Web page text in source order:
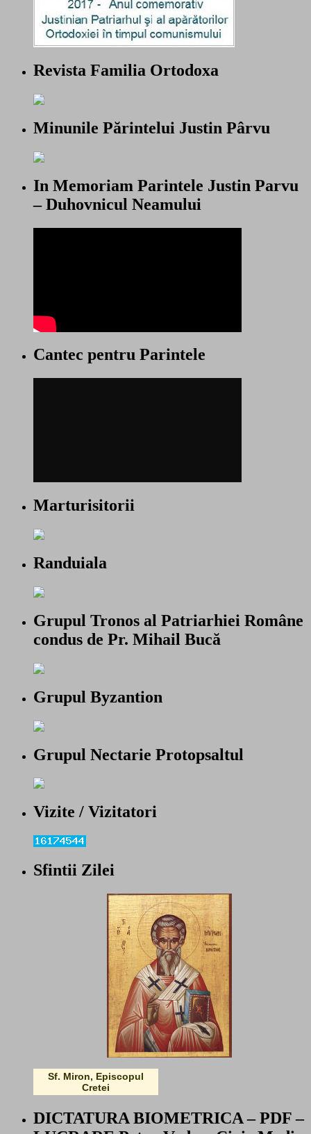
Revista Familia Ortodoxa
Minunile Părintelui Justin Pârvu
In Memoriam Parintele Justin Parvu
– Duhovnicul Neamului
Cantec pentru Parintele
Marturisitorii
Randuiala
Grupul Tronos al Patriarhiei Române
condus de Pr. Mihail Bucă
Grupul Byzantion
Grupul Nectarie Protopsaltul
Vizite / Vizitatori
Sfintii Zilei
Sf. Miron, Episcopul
Cretei
DICTATURA BIOMETRICA – PDF –